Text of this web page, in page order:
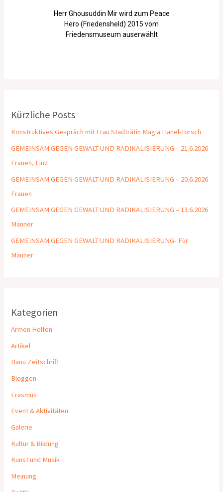
Herr Ghousuddin Mir wird zum Peace
Hero (Friedensheld) 2015 vom
Friedensmuseum auserwählt
Kürzliche Posts
Konstruktives Gespräch mit Frau Stadträtin Mag.a Hanel-Torsch
GEMEINSAM GEGEN GEWALT UND RADIKALISIERUNG – 21.6.2026
Frauen, Linz
GEMEINSAM GEGEN GEWALT UND RADIKALISIERUNG – 20.6.2026
Frauen
GEMEINSAM GEGEN GEWALT UND RADIKALISIERUNG – 13.6.2026
Männer
GEMEINSAM GEGEN GEWALT UND RADIKALISIERUNG- Für
Männer
Kategorien
Armen Helfen
Artikel
Banu Zeitschrift
Bloggen
Erasmus
Event & Aktivitäten
Galerie
Kultur & Bildung
Kunst und Musik
Meinung